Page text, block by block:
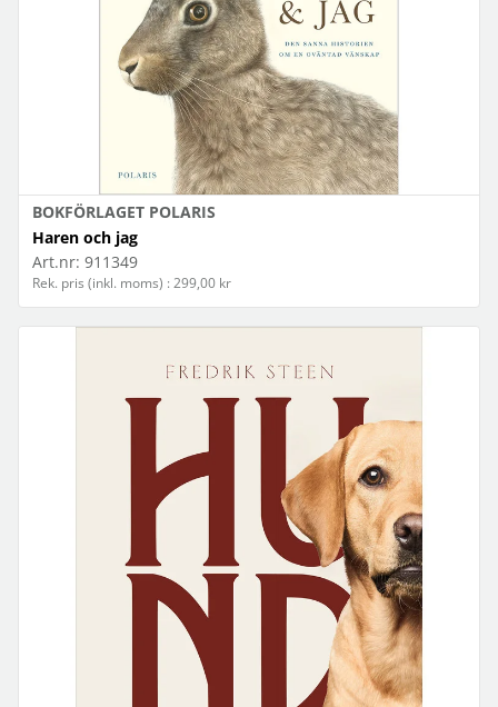
BOKFÖRLAGET POLARIS
Haren och jag
Art.nr: 911349
Rek. pris (inkl. moms) : 299,00 kr